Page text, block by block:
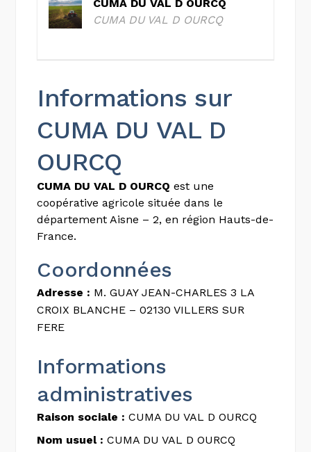
CUMA DU VAL D OURCQ
CUMA DU VAL D OURCQ
Informations sur
CUMA DU VAL D
OURCQ
CUMA DU VAL D OURCQ est une
coopérative agricole située dans le
département Aisne – 2, en région Hauts-de-
France.
Coordonnées
Adresse : M. GUAY JEAN-CHARLES 3 LA
CROIX BLANCHE – 02130 VILLERS SUR
FERE
Informations
administratives
Raison sociale : CUMA DU VAL D OURCQ
Nom usuel : CUMA DU VAL D OURCQ